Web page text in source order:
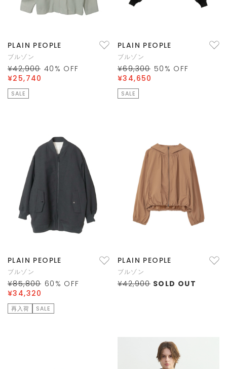
PLAIN PEOPLE
ブルゾン
¥42,900 40 % OFF
¥25,740
SALE
PLAIN PEOPLE
ブルゾン
¥69,300 50 % OFF
¥34,650
SALE
PLAIN PEOPLE
ブルゾン
¥85,800 60 % OFF
¥34,320
再入荷 SALE
PLAIN PEOPLE
ブルゾン
¥42,900 SOLD OUT